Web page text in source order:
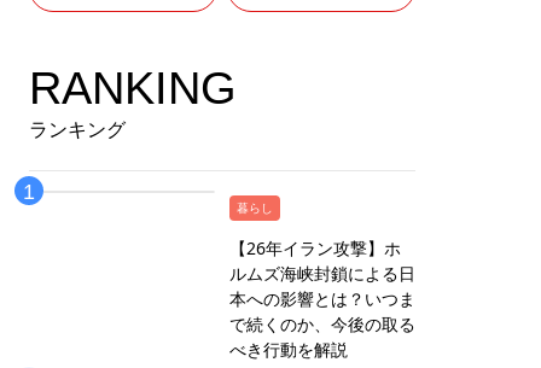
RANKING
ランキング
暮らし
【26年イラン攻撃】ホ
ルムズ海峡封鎖による日
本への影響とは？いつま
で続くのか、今後の取る
べき行動を解説